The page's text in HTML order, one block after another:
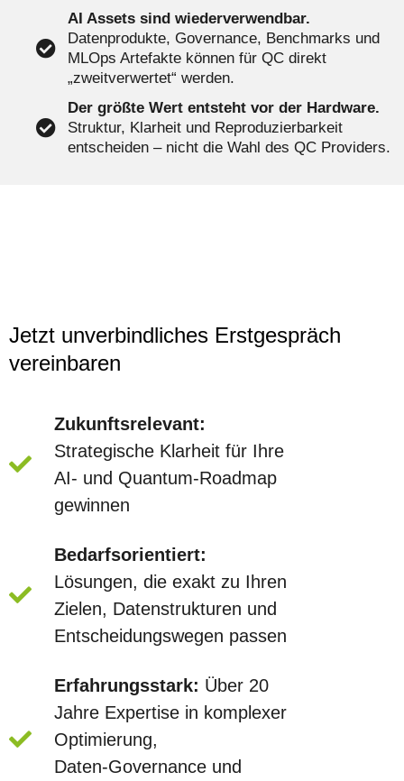
AI Assets sind wiederverwendbar.
Datenprodukte, Governance, Benchmarks und
MLOps Artefakte können für QC direkt
„zweitverwertet“ werden.
Der größte Wert entsteht vor der Hardware.
Struktur, Klarheit und Reproduzierbarkeit
entscheiden – nicht die Wahl des QC Providers.
Jetzt unverbindliches Erstgespräch
vereinbaren
Zukunftsrelevant:
Strategische Klarheit für Ihre
AI‑ und Quantum‑Roadmap
gewinnen
Bedarfsorientiert:
Lösungen, die exakt zu Ihren
Zielen, Datenstrukturen und
Entscheidungswegen passen
Erfahrungsstark: Über 20
Jahre Expertise in komplexer
Optimierung,
Daten‑Governance und